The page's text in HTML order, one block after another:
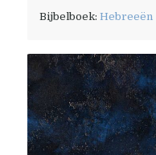
Bijbelboek:Hebreeën